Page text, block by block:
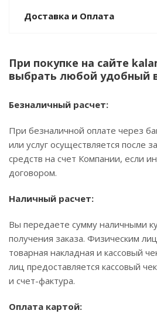
Доставка и Оплата
При покупке на сайте
выбрать любой удобный
Безналичный расчет:
При безналичной оплате через
или услуг осуществляется после
средств на счет Компании, если
договором.
Наличный расчет:
Вы передаете сумму наличными
получения заказа. Физическим
товарная накладная и кассовый
лиц предоставляется кассовый
и счет-фактура.
Оплата картой: